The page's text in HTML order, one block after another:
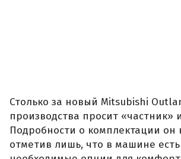
Столько за новый Mitsubishi
производства просит «частник»
Подробности о комплектации он
отметив лишь, что в машине есть